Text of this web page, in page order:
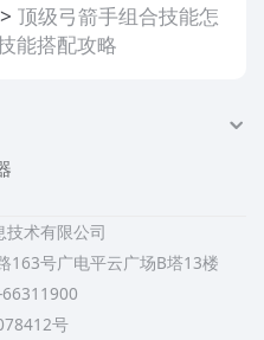
顶级弓箭手组合技能怎
能搭配攻略
技术有限公司
163号广电平云广场B塔13楼
号